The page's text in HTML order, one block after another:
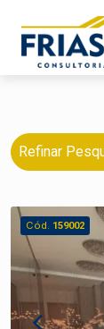
Refinar
Cód. 159002